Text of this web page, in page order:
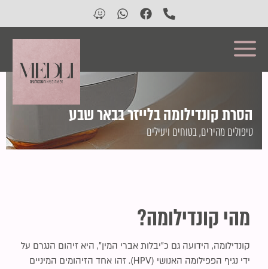
הסרת קונדילומה בלייזר בבאר שבע
טיפולים מהירים, בטוחים ויעילים
מהי קונדילומה?
קונדילומה, הידועה גם כ"יבלות אברי המין", היא זיהום הנגרם על
ידי נגיף הפפילומה האנושי (HPV). זהו אחד הזיהומים המיניים
סמן כותרות
zoom_out זום (הקטנה)
zoom_in זום (הגדלה)
brightness_high ניגודיות בהירה
format_underlined הוסף קו תחתון לקישורים